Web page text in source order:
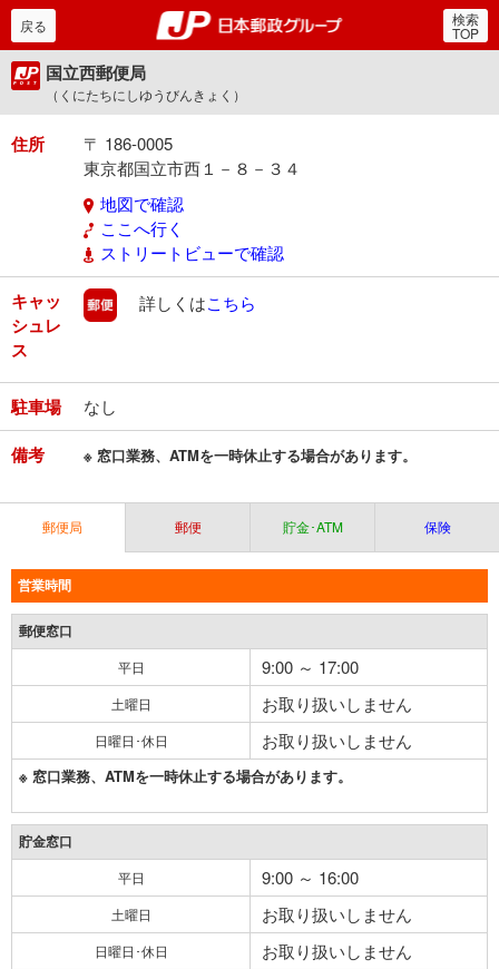
郵便局・日本郵政グルー
戻る 検索
TOP
国立西郵便局
（くにたちにしゆうびんきょく）
住所
〒 186-0005
東京都国立市西１－８－３４
地図で確認
ここへ行く
ストリートビューで確認
キャッ
シュレ
ス
郵便
詳しくはこちら
駐車場 なし
備考 ※ 窓口業務、ATMを一時休止する場合があります。
郵便局 郵便 貯金･ATM 保険
営業時間
郵便窓口
平日 9:00 ～ 17:00
土曜日 お取り扱いしません
日曜日･休日 お取り扱いしません
※ 窓口業務、ATMを一時休止する場合があります。
貯金窓口
平日 9:00 ～ 16:00
土曜日 お取り扱いしません
日曜日･休日 お取り扱いしません